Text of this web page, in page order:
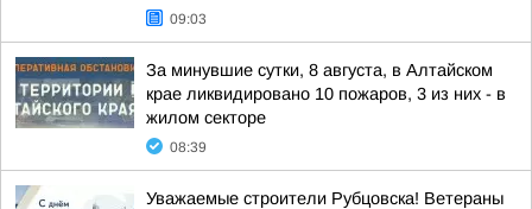
09:03
За минувшие сутки, 8 августа, в Алтайском
крае ликвидировано 10 пожаров, 3 из них - в
жилом секторе
08:39
Уважаемые строители Рубцовска! Ветераны